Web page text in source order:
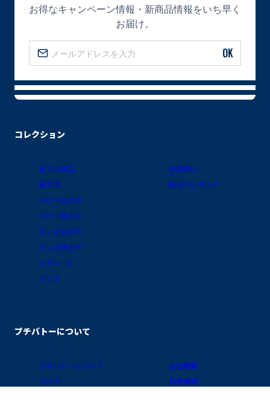
コレクション
全ての商品
新生児
ベビー女の子
ベビー男の子
キッズ女の子
キッズ男の子
レディース
メンズ
出産祝い
総合ランキング
プチバトーについて
プチバトーについて
ブログ
会社概要
採用情報
お得なキャンペーン情報・新商品情報をいち早く
お届け。
OK